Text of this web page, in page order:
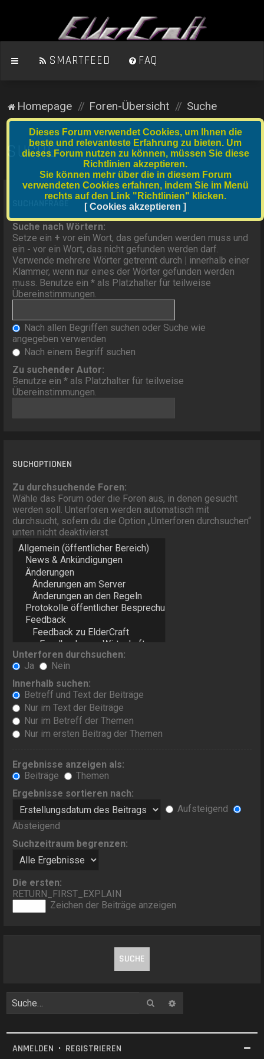
SMARTFEED FAQ
Homepage Foren-Übersicht Suche
SUCHE
Suche nach Wörtern:
Setze ein + vor ein Wort, das gefunden werden muss und
ein - vor ein Wort, das nicht gefunden werden darf.
Verwende mehrere Wörter getrennt durch
innerhalb einer
Klammer, wenn nur eines der Wörter gefunden werden
muss. Benutze ein * als Platzhalter für teilweise
Übereinstimmungen.
Nach allen Begriffen suchen oder Suche wie
angegeben verwenden
Nach einem Begriff suchen
Zu suchender Autor:
Benutze ein * als Platzhalter für teilweise
Übereinstimmungen.
SUCHOPTIONEN
Zu durchsuchende Foren:
Wähle das Forum oder die Foren aus, in denen gesucht
werden soll. Unterforen werden automatisch mit
durchsucht, sofern du die Option „Unterforen durchsuchen“
unten nicht deaktivierst.
Unterforen durchsuchen:
Ja
Nein
Innerhalb suchen:
Betreff und Text der Beiträge
Nur im Text der Beiträge
Nur im Betreff der Themen
Nur im ersten Beitrag der Themen
Ergebnisse anzeigen als:
Beiträge
Themen
Ergebnisse sortieren nach:
Aufsteigend
Absteigend
Suchzeitraum begrenzen:
Die ersten:
RETURN_FIRST_EXPLAIN
Zeichen der Beiträge anzeigen
Suche
ANMELDEN • REGISTRIEREN
Dieses Forum verwendet Cookies, um Ihnen die
beste und relevanteste Erfahrung zu bieten. Um
dieses Forum nutzen zu können, müssen Sie diese
Richtlinien akzeptieren.
Sie können mehr über die in diesem Forum
verwendeten Cookies erfahren, indem Sie im Menü
rechts auf den Link "Richtlinien" klicken.
[ Cookies akzeptieren ]